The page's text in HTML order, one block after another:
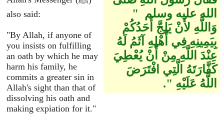
also said:
"By Allah, if anyone of
you insists on fulfilling
an oath by which he may
harm his family, he
commits a greater sin in
Allah's sight than that of
dissolving his oath and
making expiation for it."
الله عليه وسلم ‏ "‏
وَاللَّهِ لأَنْ يَلِجَّ أَحَدُكُمْ
بِيَمِينِهِ فِي أَهْلِهِ آثَمُ لَهُ
عِنْدَ اللَّهِ مِنْ أَنْ يُعْطِيَ
كَفَّارَتَهُ الَّتِي افْتَرَضَ
اللَّهُ عَلَيْهِ ‏"‏‏.‏